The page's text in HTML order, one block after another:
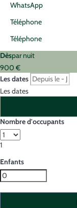
WhatsApp
Téléphone
Téléphone
Dèspar nuit
900 €
Les dates
Les dates
Nombre d'occupants
1
Enfants